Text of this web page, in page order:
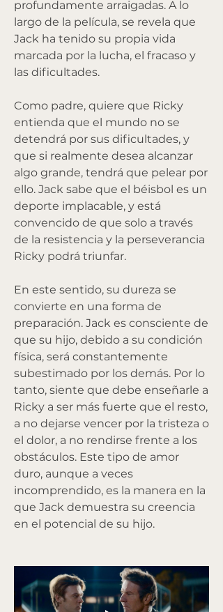
profundamente arraigadas. A lo
largo de la película, se revela que
Jack ha tenido su propia vida
marcada por la lucha, el fracaso y
las dificultades.
Como padre, quiere que Ricky
entienda que el mundo no se
detendrá por sus dificultades, y
que si realmente desea alcanzar
algo grande, tendrá que pelear por
ello. Jack sabe que el béisbol es un
deporte implacable, y está
convencido de que solo a través
de la resistencia y la perseverancia
Ricky podrá triunfar.
En este sentido, su dureza se
convierte en una forma de
preparación. Jack es consciente de
que su hijo, debido a su condición
física, será constantemente
subestimado por los demás. Por lo
tanto, siente que debe enseñarle a
Ricky a ser más fuerte que el resto,
a no dejarse vencer por la tristeza o
el dolor, a no rendirse frente a los
obstáculos. Este tipo de amor
duro, aunque a veces
incomprendido, es la manera en la
que Jack demuestra su creencia
en el potencial de su hijo.